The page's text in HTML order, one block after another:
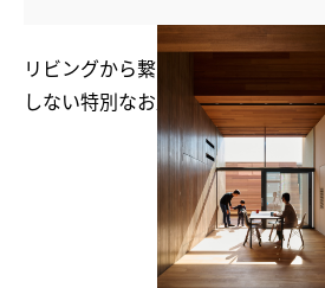
リビングから繋がるウッドデッキ
しない特別なお庭